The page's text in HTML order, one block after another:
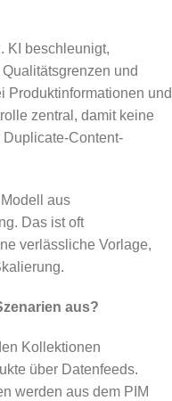
KI beschleunigt,
und
Produktinformationen und
zentral, damit keine
Content-
aus
Das ist oft
verlässliche Vorlage,
aus?
Kollektionen
über Datenfeeds.
werden aus dem PIM